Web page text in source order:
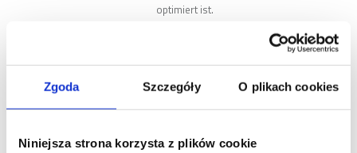
Zgoda Szczegóły O plikach cookies
Niniejsza strona korzysta z plików cookie
optimiert ist.
Lösungen sind sicher für Gerätebenutzer,
die die Webseite des Administrators ver-
wenden. Es ist nicht möglich, dass
gefährliche oder bösartige Software auf die
Der Administrator verwendet zwei Arten